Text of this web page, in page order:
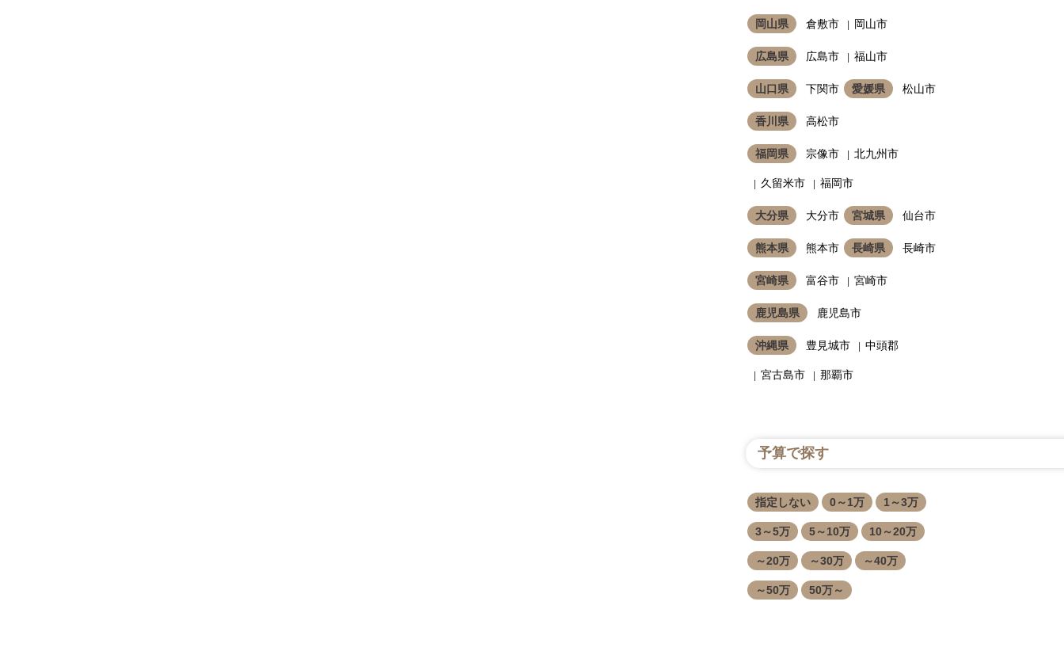
岡山県 倉敷市 岡山市
広島県 広島市 福山市
山口県 下関市 愛媛県 松山市
香川県 高松市
福岡県 宗像市 北九州市
久留米市 福岡市
大分県 大分市 宮城県 仙台市
熊本県 熊本市 長崎県 長崎市
宮崎県 富谷市 宮崎市
鹿児島県 鹿児島市
沖縄県 豊見城市 中頭郡
宮古島市 那覇市
予算で探す
指定しない 0～1万 1～3万
3～5万 5～10万 10～20万
～20万 ～30万 ～40万
～50万 50万～